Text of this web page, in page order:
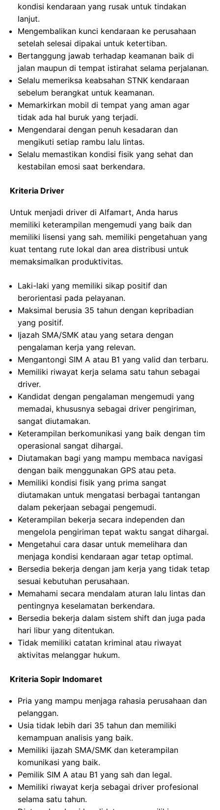
kondisi kendaraan yang rusak untuk tindakan
lanjut.
Mengembalikan kunci kendaraan ke perusahaan
setelah selesai dipakai untuk ketertiban.
Bertanggung jawab terhadap keamanan baik di
jalan maupun di tempat istirahat selama perjalanan.
Selalu memeriksa keabsahan STNK kendaraan
sebelum berangkat untuk keamanan.
Memarkirkan mobil di tempat yang aman agar
tidak ada hal buruk yang terjadi.
Mengendarai dengan penuh kesadaran dan
mengikuti setiap rambu lalu lintas.
Selalu memastikan kondisi fisik yang sehat dan
kestabilan emosi saat berkendara.
Kriteria Driver
Untuk menjadi driver di Alfamart, Anda harus
memiliki keterampilan mengemudi yang baik dan
memiliki lisensi yang sah. memiliki pengetahuan yang
kuat tentang rute lokal dan area distribusi untuk
memaksimalkan produktivitas.
Laki-laki yang memiliki sikap positif dan
berorientasi pada pelayanan.
Maksimal berusia 35 tahun dengan kepribadian
yang positif.
Ijazah SMA/SMK atau yang setara dengan
pengalaman kerja yang relevan.
Mengantongi SIM A atau B1 yang valid dan terbaru.
Memiliki riwayat kerja selama satu tahun sebagai
driver.
Kandidat dengan pengalaman mengemudi yang
memadai, khususnya sebagai driver pengiriman,
sangat diutamakan.
Keterampilan berkomunikasi yang baik dengan tim
operasional sangat dihargai.
Diutamakan bagi yang mampu membaca navigasi
dengan baik menggunakan GPS atau peta.
Memiliki kondisi fisik yang prima sangat
diutamakan untuk mengatasi berbagai tantangan
dalam pekerjaan sebagai pengemudi.
Keterampilan bekerja secara independen dan
mengelola pengiriman tepat waktu sangat dihargai.
Mengetahui cara dasar untuk memelihara dan
menjaga kondisi kendaraan agar tetap optimal.
Bersedia bekerja dengan jam kerja yang tidak tetap
sesuai kebutuhan perusahaan.
Memahami secara mendalam aturan lalu lintas dan
pentingnya keselamatan berkendara.
Bersedia bekerja dalam sistem shift dan juga pada
hari libur yang ditentukan.
Tidak memiliki catatan kriminal atau riwayat
aktivitas melanggar hukum.
Kriteria Sopir Indomaret
Pria yang mampu menjaga rahasia perusahaan dan
pelanggan.
Usia tidak lebih dari 35 tahun dan memiliki
kemampuan analisis yang baik.
Memiliki ijazah SMA/SMK dan keterampilan
komunikasi yang baik.
Pemilik SIM A atau B1 yang sah dan legal.
Memiliki riwayat kerja sebagai driver profesional
selama satu tahun.